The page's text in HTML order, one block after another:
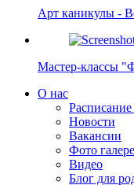
Арт каникулы -
Мастер-классы
О нас
Расписание
Новости
Вакансии
Фото
Видео
Блог для